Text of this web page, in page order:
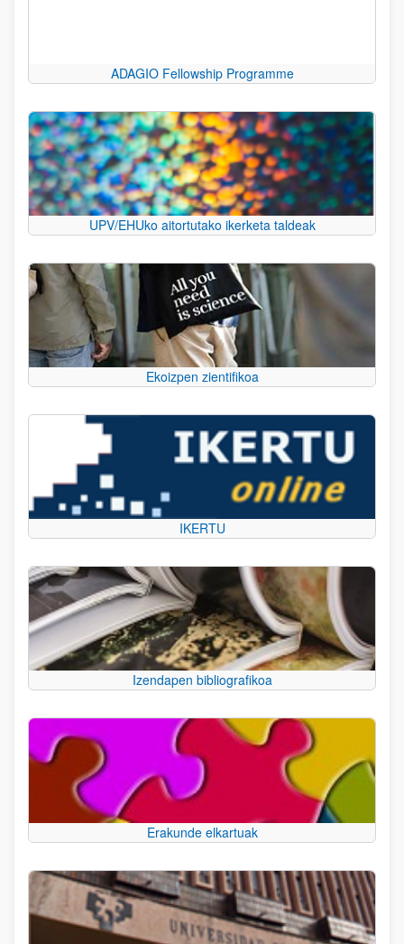
ADAGIO Fellowship Programme
UPV/EHUko aitortutako ikerketa taldeak
Ekoizpen zientifikoa
IKERTU
Izendapen bibliografikoa
Erakunde elkartuak